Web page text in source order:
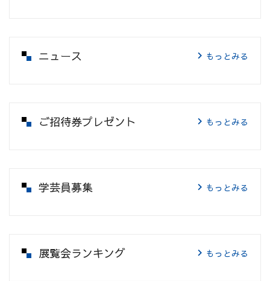
ニュース もっとみる
ご招待券プレゼント もっとみる
学芸員募集 もっとみる
展覧会ランキング もっとみる